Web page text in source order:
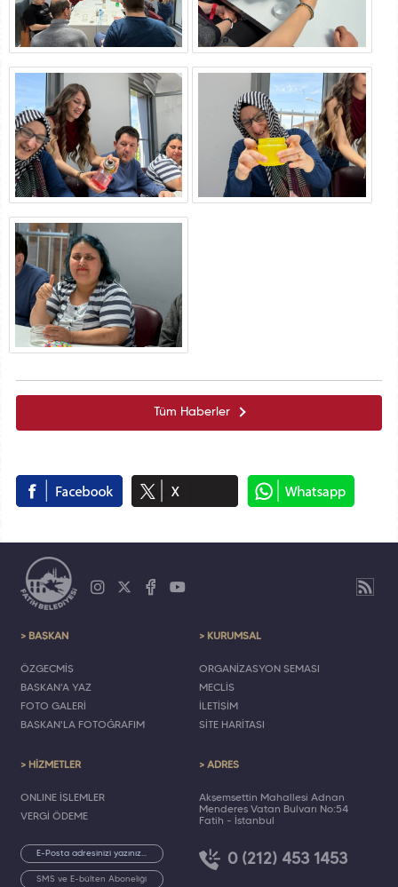
Tüm Haberler
> BAŞKAN
ÖZGEÇMİŞ
BAŞKAN'A YAZ
FOTO GALERİ
BAŞKAN'LA FOTOĞRAFIM
> KURUMSAL
ORGANİZASYON ŞEMASI
MECLİS
İLETİŞİM
SİTE HARİTASI
> HİZMETLER
ONLINE İŞLEMLER
VERGİ ÖDEME
SMS ve E-bülten Aboneliği
> ADRES
Akşemsettin Mahallesi Adnan
Menderes Vatan Bulvarı No:54
Fatih - İstanbul
0 (212) 453 1453